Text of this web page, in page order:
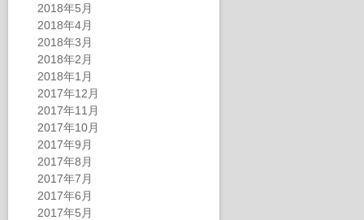
2018年5月
2018年4月
2018年3月
2018年2月
2018年1月
2017年12月
2017年11月
2017年10月
2017年9月
2017年8月
2017年7月
2017年6月
2017年5月